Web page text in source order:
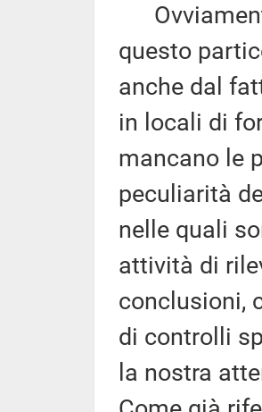
questo
anche dal
in locali di
mancano le
peculiarità
nelle quali
attività di
conclusioni,
di controlli
la nostra